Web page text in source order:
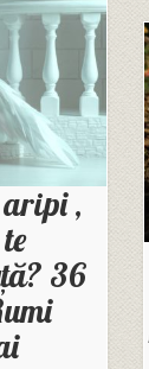
aripi ,
36